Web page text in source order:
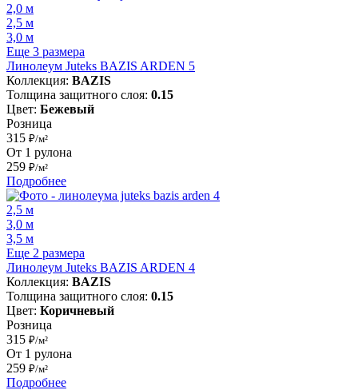
2,0 м
2,5 м
3,0 м
Еще 3 размера
Линолеум Juteks BAZIS ARDEN 5
Коллекция: BAZIS
Толщина защитного слоя: 0.15
Цвет: Бежевый
Розница
315 ₽/м²
От 1 рулона
259 ₽/м²
Подробнее
2,5 м
3,0 м
3,5 м
Еще 2 размера
Линолеум Juteks BAZIS ARDEN 4
Коллекция: BAZIS
Толщина защитного слоя: 0.15
Цвет: Коричневый
Розница
315 ₽/м²
От 1 рулона
259 ₽/м²
Подробнее